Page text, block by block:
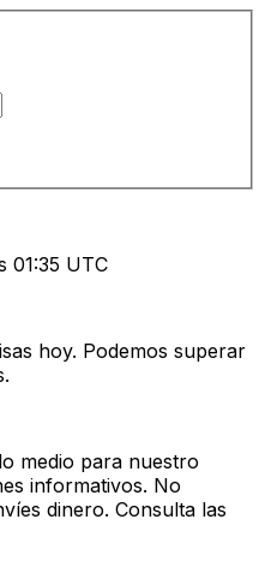
01:35 UTC
hoy. Podemos superar
medio para nuestro
informativos. No
dinero. Consulta las